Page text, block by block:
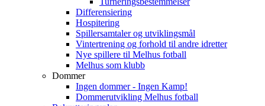
Differensiering
Hospitering
Spillersamtaler og utviklingsmål
Vintertrening og forhold til andre idretter
Nye spillere til Melhus fotball
Melhus som klubb
Dommer
Ingen dommer - Ingen Kamp!
Dommerutvikling Melhus fotball